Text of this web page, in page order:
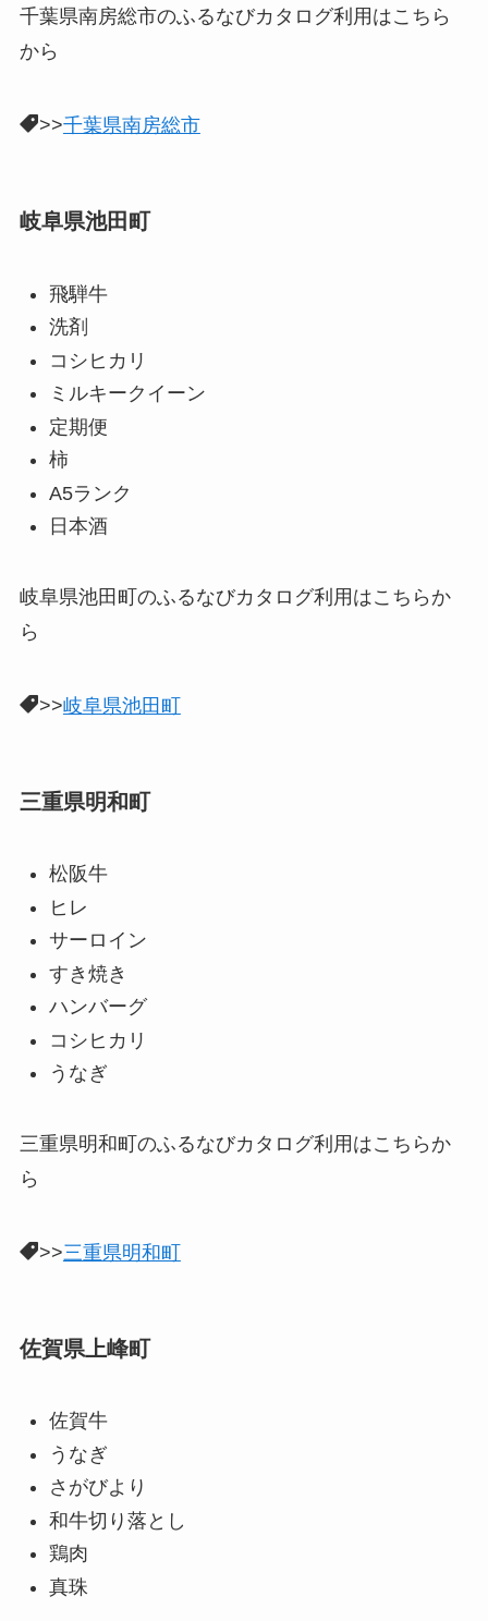
千葉県南房総市のふるなびカタログ利用はこちら
から
>>千葉県南房総市
岐阜県池田町
飛騨牛
洗剤
コシヒカリ
ミルキークイーン
定期便
柿
A5ランク
日本酒
岐阜県池田町のふるなびカタログ利用はこちらか
ら
>>岐阜県池田町
三重県明和町
松阪牛
ヒレ
サーロイン
すき焼き
ハンバーグ
コシヒカリ
うなぎ
三重県明和町のふるなびカタログ利用はこちらか
ら
>>三重県明和町
佐賀県上峰町
佐賀牛
うなぎ
さがびより
和牛切り落とし
鶏肉
真珠